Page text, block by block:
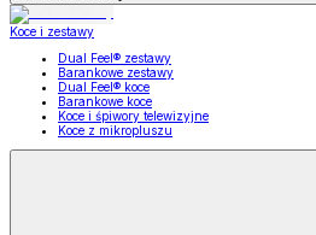
Koce i zestawy
Dual Feel® zestawy
Barankowe zestawy
Dual Feel® koce
Barankowe koce
Koce i śpiwory telewizyjne
Koce z mikropluszu